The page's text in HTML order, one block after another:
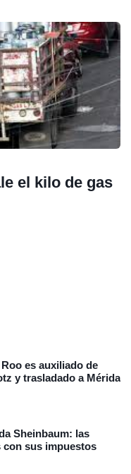
el kilo de gas
es auxiliado de
y trasladado a Mérida
Sheinbaum: las
con sus impuestos